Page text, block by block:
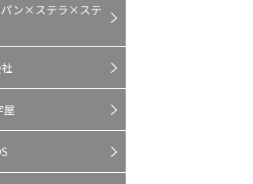
パン×ステラ×ステ
屋